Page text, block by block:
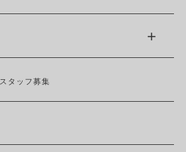
スタッフ募集